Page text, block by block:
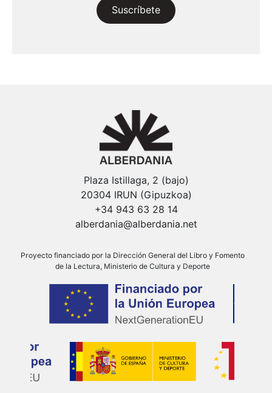
Suscríbete
Plaza Istillaga, 2 (bajo)
20304 IRUN (Gipuzkoa)
+34 943 63 28 14
alberdania@alberdania.net
Proyecto financiado por la Dirección General del Libro y Fomento
de la Lectura, Ministerio de Cultura y Deporte